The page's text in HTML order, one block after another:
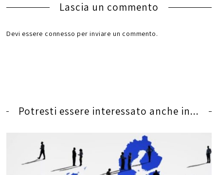
Lascia un commento
Devi essere connesso per inviare un commento.
Potresti essere interessato anche in...